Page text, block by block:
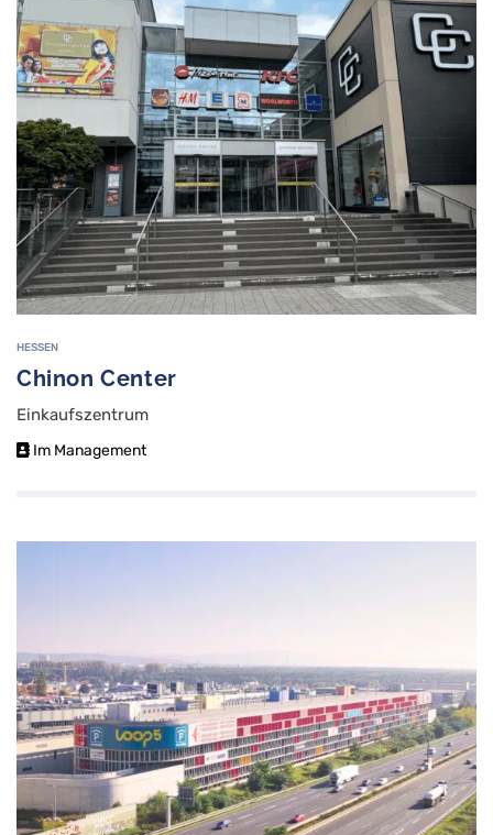
HESSEN
Chinon Center
Einkaufszentrum
Im Management